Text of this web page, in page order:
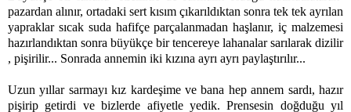
pazardan alınır, ortadaki sert kısım çıkarıldıktan sonra tek tek ayrılan
yapraklar sıcak suda hafifçe parçalanmadan haşlanır, iç malzemesi
hazırlandıktan sonra büyükçe bir tencereye lahanalar sarılarak dizilir
, pişirilir... Sonrada annemin iki kızına ayrı ayrı paylaştırılır...
Uzun yıllar sarmayı kız kardeşime ve bana hep annem sardı, hazır
pişirip getirdi ve bizlerde afiyetle yedik. Prensesin doğduğu yıl